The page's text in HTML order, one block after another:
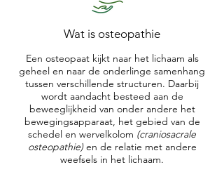
Wat is osteopathie
Een osteopaat kijkt naar het lichaam als
geheel en naar de onderlinge samenhang
tussen verschillende structuren. Daarbij
wordt aandacht besteed aan de
beweeglijkheid van onder andere het
bewegingsapparaat, het gebied van de
schedel en wervelkolom (craniosacrale
osteopathie)en de relatie met andere
weefsels in het lichaam.